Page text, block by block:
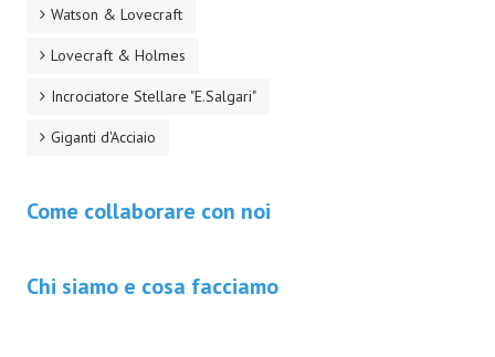
Watson & Lovecraft
Lovecraft & Holmes
Incrociatore Stellare "E.Salgari"
Giganti d'Acciaio
Come collaborare con noi
Chi siamo e cosa facciamo